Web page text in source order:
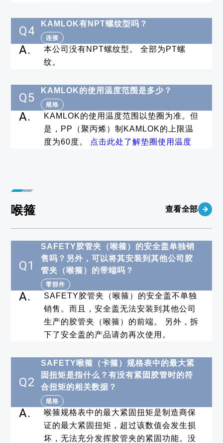
Q4
KAMLOK有NPT螺纹型吗？
连接
A.
本公司没有NPT螺纹型。 全部为PT螺
纹。
Q5
KAMLOK的使用温度范围是多少？
规格
A.
KAMLOK的使用温度范围以垫圈为准。但
是，PP（聚丙烯）制KAMLOK的上限温
度为60度。
点击此处了解垫圈使用温度
喉箍 查看全部
Q1
SAFETY胶管夹（喉箍）的安全盖单独销
售吗？另外，可以将其安装到其他公司胶
管夹（喉箍）的带端吗？
零部件
A.
SAFETY胶管夹（喉箍）的安全盖不单独
销售。而且，安全盖无法安装到其他公司
生产的胶管夹（喉箍）的前端。 另外，拆
下了安全盖的产品请勿再次使用。
Q2
SAFETY喉箍（卡箍）规格表中的最大紧
固扭矩是指什么？有没有紧固胶管时的符
合扭矩的相关数据？
规格
A.
喉箍规格表中的最大紧固扭矩是制造商保
证的最大紧固扭矩，超过该数值会发生损
坏，无法充分发挥胶管夹的紧固功能。没